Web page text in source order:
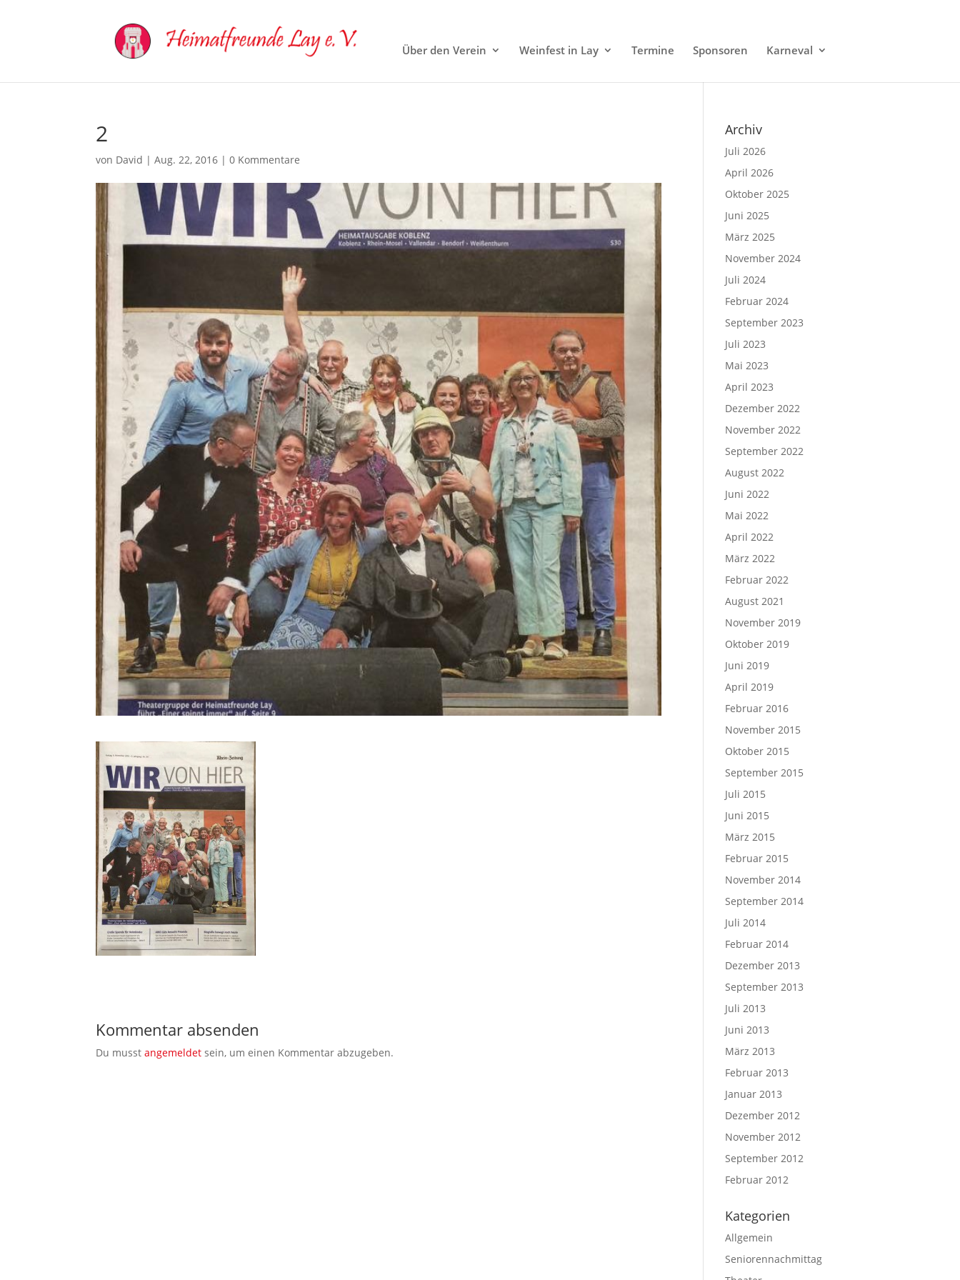
Über den Verein Weinfest in Lay Termine Sponsoren Karneval
2
von David |Aug. 22, 2016 |0 Kommentare
Kommentar absenden
Du musstangemeldet sein, um einen Kommentar abzugeben.
Archiv
Juli 2026
April 2026
Oktober 2025
Juni 2025
März 2025
November 2024
Juli 2024
Februar 2024
September 2023
Juli 2023
Mai 2023
April 2023
Dezember 2022
November 2022
September 2022
August 2022
Juni 2022
Mai 2022
April 2022
März 2022
Februar 2022
August 2021
November 2019
Oktober 2019
Juni 2019
April 2019
Februar 2016
November 2015
Oktober 2015
September 2015
Juli 2015
Juni 2015
März 2015
Februar 2015
November 2014
September 2014
Juli 2014
Februar 2014
Dezember 2013
September 2013
Juli 2013
Juni 2013
März 2013
Februar 2013
Januar 2013
Dezember 2012
November 2012
September 2012
Februar 2012
Kategorien
Allgemein
Seniorennachmittag